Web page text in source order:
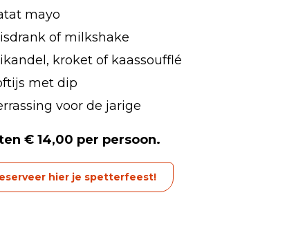
mayo
of milkshake
kroket of kaassoufflé
met dip
voor de jarige
€ 14,00 per persoon.
hier je spetterfeest!